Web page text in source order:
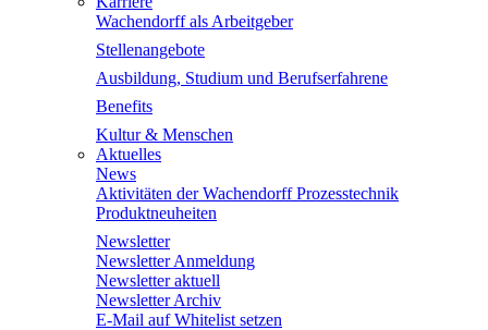
Wachendorff als Arbeitgeber
Stellenangebote
Ausbildung, Studium und Berufserfahrene
Benefits
Kultur & Menschen
Aktuelles
News
Aktivitäten der Wachendorff Prozesstechnik
Produktneuheiten
Newsletter
Newsletter Anmeldung
Newsletter aktuell
Newsletter Archiv
E-Mail auf Whitelist setzen